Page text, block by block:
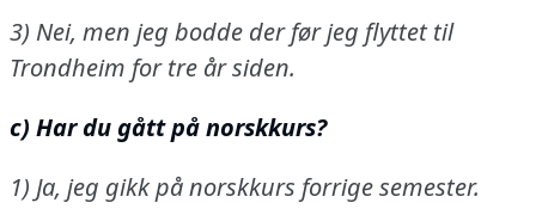
3) Nei, men jeg bodde der før jeg flyttet til
Trondheim for tre år siden.
c) Har du gått på norskkurs?
1) Ja, jeg gikk på norskkurs forrige semester.